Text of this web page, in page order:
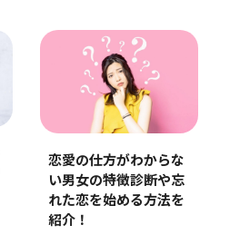
恋愛の仕方がわからな
い男女の特徴診断や忘
れた恋を始める方法を
紹介！